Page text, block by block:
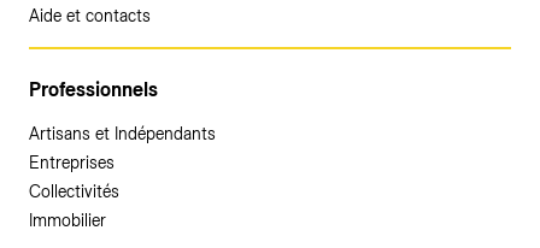
Aide et contacts
Professionnels
Artisans et Indépendants
Entreprises
Collectivités
Immobilier